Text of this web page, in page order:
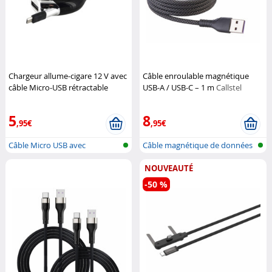
Chargeur allume-cigare 12 V avec
câble Micro-USB rétractable
5,95€
Câble Micro USB avec
Câble enroulable magnétique
USB-A / USB-C – 1 mCallstel
8,95€
Câble magnétique de données
NOUVEAUTÉ
-50 %